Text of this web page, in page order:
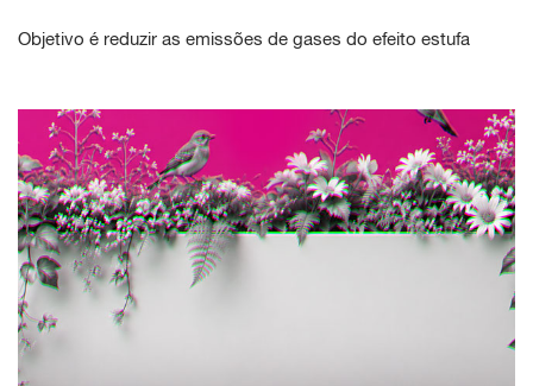
Objetivo é reduzir as emissões de gases do efeito estufa